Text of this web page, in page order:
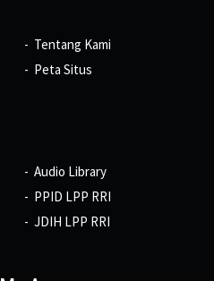
Tentang Kami
Peta Situs
Audio Library
PPID LPP RRI
JDIH LPP RRI